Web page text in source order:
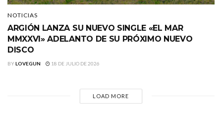
NOTICIAS
ARGIÓN LANZA SU NUEVO SINGLE «EL MAR
MMXXVI» ADELANTO DE SU PRÓXIMO NUEVO
DISCO
BYLOVEGUN 18 DE JULIO DE 2026
LOAD MORE